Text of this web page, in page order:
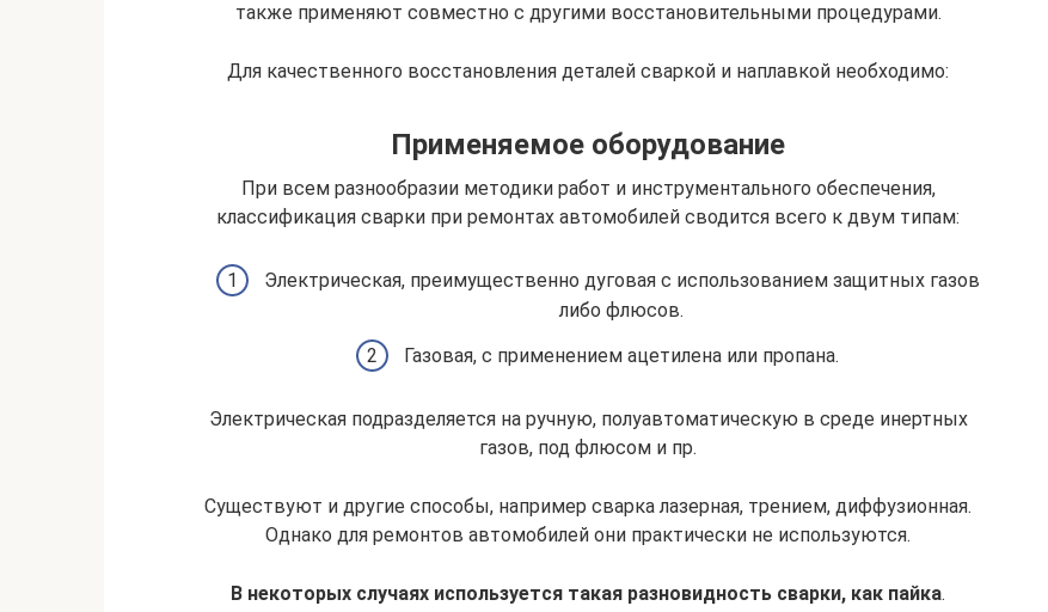
также применяют совместно с другими восстановительными процедурами.
Для качественного восстановления деталей сваркой и наплавкой необходимо:
Применяемое оборудование
При всем разнообразии методики работ и инструментального обеспечения,
классификация сварки при ремонтах автомобилей сводится всего к двум типам:
Электрическая, преимущественно дуговая с использованием защитных газов
либо флюсов.
Газовая, с применением ацетилена или пропана.
Электрическая подразделяется на ручную, полуавтоматическую в среде инертных
газов, под флюсом и пр.
Существуют и другие способы, например сварка лазерная, трением, диффузионная.
Однако для ремонтов автомобилей они практически не используются.
В некоторых случаях используется такая разновидность сварки, как пайка.